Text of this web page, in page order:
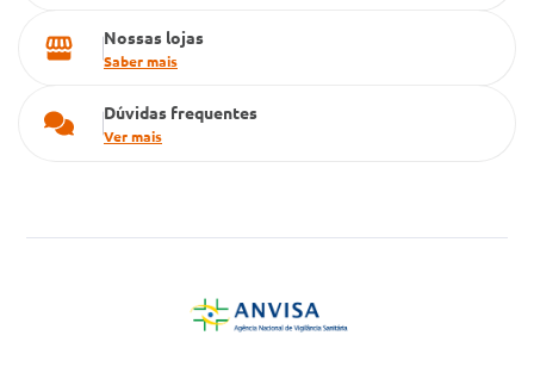
Nossas lojas
Saber mais
Dúvidas frequentes
Ver mais